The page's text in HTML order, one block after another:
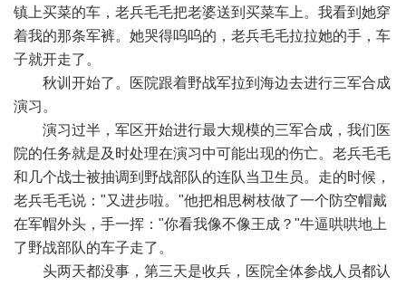
镇上买菜的车，老兵毛毛把老婆送到买菜车上。我看到她穿
着我的那条军裤。她哭得呜呜的，老兵毛毛拉拉她的手，车
子就开走了。
秋训开始了。医院跟着野战军拉到海边去进行三军合成
演习。
演习过半，军区开始进行最大规模的三军合成，我们医
院的任务就是及时处理在演习中可能出现的伤亡。老兵毛毛
和几个战士被抽调到野战部队的连队当卫生员。走的时候，
老兵毛毛说："又进步啦。"他把相思树枝做了一个防空帽戴
在军帽外头，手一挥："你看我像不像王成？"牛逼哄哄地上
了野战部队的车子走了。
头两天都没事，第三天是收兵，医院全体参战人员都认